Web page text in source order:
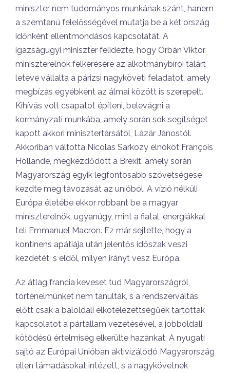
miniszter nem tudományos munkának szánt, hanem
a szemtanú felelősségével mutatja be a két ország
időnként ellentmondásos kapcsolatát. A
igazságügyi miniszter felidézte, hogy Orbán Viktor
miniszterelnök felkérésére az alkotmánybírói talárt
letéve vállalta a párizsi nagyköveti feladatot, amely
megbízás egyébként az álmai között is szerepelt.
Kihívás volt csapatot építeni, belevágni a
kormányzati munkába, amely során sok segítséget
kapott akkori minisztertársától, Lázár Jánostól.
Akkoriban váltotta Nicolas Sarkozy elnököt François
Hollande, megkezdődött a Brexit, amely során
Magyarország egyik legfontosabb szövetségese
kezdte meg távozását az unióból. A vízió nélküli
Európa életébe ekkor robbant be a magyar
miniszterelnök, ugyanúgy, mint a fiatal, energiákkal
teli Emmanuel Macron. Ez már sejtette, hogy a
kontinens apátiája után jelentős időszak veszi
kezdetét, s eldől, milyen irányt vesz Európa.
Az átlag francia keveset tud Magyarországról,
történelmünket nem tanulták, s a rendszerváltás
előtt csak a baloldali elkötelezettségűek tartottak
kapcsolatot a pártállam vezetésével, a jobboldali
kötődésű értelmiség elkerülte hazánkat. A nyugati
sajtó az Európai Unióban aktivizálódó Magyarország
ellen támadásokat intézett, s a nagykövetnek